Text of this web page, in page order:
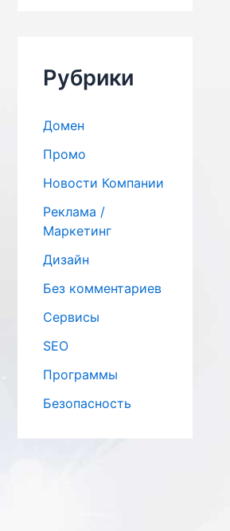
Рубрики
Домен
Промо
Новости Компании
Реклама /
Маркетинг
Дизайн
Без комментариев
Сервисы
SЕО
Программы
Безопасность